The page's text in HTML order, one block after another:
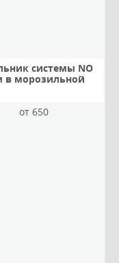
системы NO
в морозильной
от 650